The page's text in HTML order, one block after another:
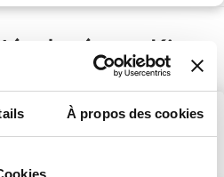
À propos des cookies
du réseau King
DE NOTRE
FROID CHEZ KING
Actualités